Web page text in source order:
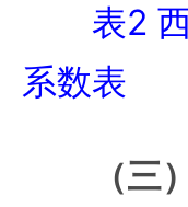
表2
系数表
（三）